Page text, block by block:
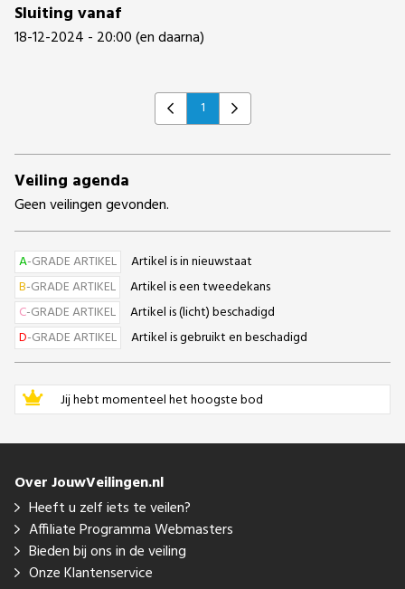
Sluiting vanaf
18-12-2024 - 20:00 (en daarna)
Previous
1 Next
Veiling agenda
Geen veilingen gevonden.
A-GRADE ARTIKEL
Artikel is in nieuwstaat
B-GRADE ARTIKEL
Artikel is een tweedekans
C-GRADE ARTIKEL
Artikel is (licht) beschadigd
D-GRADE ARTIKEL Artikel is gebruikt en beschadigd
Jij hebt momenteel het hoogste bod
Over JouwVeilingen.nl
Heeft u zelf iets te veilen?
Affiliate Programma Webmasters
Bieden bij ons in de veiling
Onze Klantenservice